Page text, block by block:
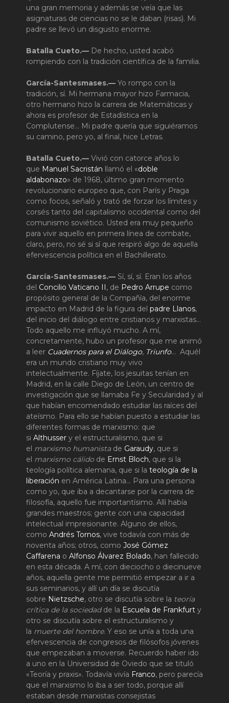
una gran memoria y además se veía que las
asignaturas de ciencias no se le daban (risas). Mi
padre se llevó un disgusto enorme.
Batalla Cueto.— De hecho, usted acabó
rompiendo con la tradición científica de la familia.
García-Santesmases.— Yo rompo con la
tradición, sí. Mi hermana mayor hizo Farmacia,
otro hermano hizo la carrera de Matemáticas y
ahora es profesor de Estadística en la
Complutense… Mi padre quería que siguiéramos
su camino, pero yo, al final, hice Letras.
Batalla Cueto.— Vivió con catorce años lo
que Manuel Sacristán llamó el «doble
aldabonazo» de 1968, último gran momento
revolucionario europeo que, con París y Praga
como focos, señaló y trató de forzar los límites y
corsés tanto del capitalismo occidental como del
comunismo soviético. Usted era muy pequeño
para vivir aquello en primera línea de combate,
claro, pero, no sé si sí que respiró algo de aquella
efervescencia política en el Bachillerato.
García-Santesmases.— Sí, sí, sí. Eran los años
del Concilio Vaticano II, de Pedro Arrupe como
propósito general de la Compañía, del enorme
impacto en Madrid de la figura del padre Llanos,
del inicio del diálogo entre cristianos y marxistas…
Todo aquello me influyó mucho. A mí,
concretamente, hubo un profesor que me animó
a leer Cuadernos para el Diálogo, Triunfo… Aquél
era un mundo cristiano muy vivo
intelectualmente. Fíjate, los jesuitas tenían en
Madrid, en la calle Diego de León, un centro de
investigación que se llamaba Fe y Secularidad y al
que habían encomendado estudiar las raíces del
ateísmo. Para ello se habían puesto a estudiar las
diferentes formas de marxismo: que
si Althusser y el estructuralismo, que si
el marxismo humanista de Garaudy, que si
el marxismo cálido de Ernst Bloch, que si la
teología política alemana, que si la teología de la
liberación en América Latina… Para una persona
como yo, que iba a decantarse por la carrera de
filosofía, aquello fue importantísimo. Allí había
grandes maestros; gente con una capacidad
intelectual impresionante. Alguno de ellos,
como Andrés Tornos, vive todavía con más de
noventa años; otros, como José Gómez
Caffarena o Alfonso Álvarez Bolado, han fallecido
en esta década. A mí, con dieciocho o diecinueve
años, aquella gente me permitió empezar a ir a
sus seminarios, y allí un día se discutía
sobre Nietzsche, otro se discutía sobre la teoría
crítica de la sociedadde la Escuela de Frankfurt y
otro se discutía sobre el estructuralismo y
la muerte del hombre. Y eso se unía a toda una
efervescencia de congresos de filósofos jóvenes
que empezaban a moverse. Recuerdo haber ido
a uno en la Universidad de Oviedo que se tituló
«Teoría y praxis». Todavía vivía Franco, pero parecía
que el marxismo lo iba a ser todo, porque allí
estaban desde marxistas consejistas